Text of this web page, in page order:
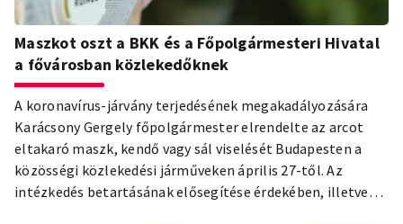
Maszkot oszt a BKK és a Főpolgármesteri Hivatal
a fővárosban közlekedőknek
A koronavírus-járvány terjedésének megakadályozására
Karácsony Gergely főpolgármester elrendelte az arcot
eltakaró maszk, kendő vagy sál viselését Budapesten a
közösségi közlekedési járműveken április 27-től. Az
intézkedés betartásának elősegítése érdekében, illetve